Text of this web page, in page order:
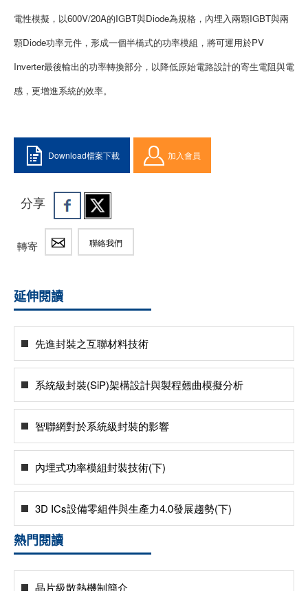
電性模擬，以600V/20A的IGBT與Diode為規格，內埋入兩顆IGBT與兩
顆Diode功率元件，形成一個半橋式的功率模組，將可運用於PV
Inverter最後輸出的功率轉換部分，以降低原始電路設計的寄生電阻與電
感，更增進系統的效率。
Download檔案下載 加入會員
分享
轉寄 聯絡我們
延伸閱讀
先進封裝之互聯材料技術
系統級封裝(SiP)架構設計與製程翹曲模擬分析
智聯網對於系統級封裝的影響
內埋式功率模組封裝技術(下)
3D ICs設備零組件與生產力4.0發展趨勢(下)
熱門閱讀
晶片級散熱機制簡介